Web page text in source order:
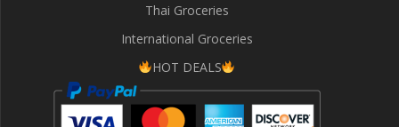
Thai Groceries
International Groceries
HOT DEALS